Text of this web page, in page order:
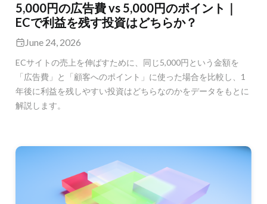
5,000円の広告費 vs 5,000円のポイント｜
ECで利益を残す投資はどちらか？
June 24, 2026
ECサイトの売上を伸ばすために、同じ5,000円という金額を
「広告費」と「顧客へのポイント」に使った場合を比較し、1
年後に利益を残しやすい投資はどちらなのかをデータをもとに
解説します。